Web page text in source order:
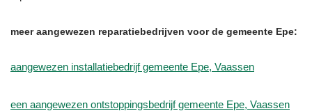
meer aangewezen reparatiebedrijven voor de gemeente Epe:
aangewezen installatiebedrijf gemeente Epe, Vaassen
een aangewezen ontstoppingsbedrijf gemeente Epe, Vaassen